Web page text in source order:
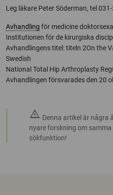
Leg läkare Peter Söderman, tel
Avhandling för medicine
Institutionen för de kirurgiska
Avhandlingens titel: titeln 2On the
Swedish
National Total Hip Arthroplasty
Avhandlingen försvarades den 20
warning Denna artikel är några
nyare forskning om
sökfunktion!